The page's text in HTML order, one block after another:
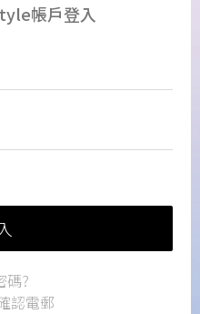
帳戶登入
碼?
認電郵